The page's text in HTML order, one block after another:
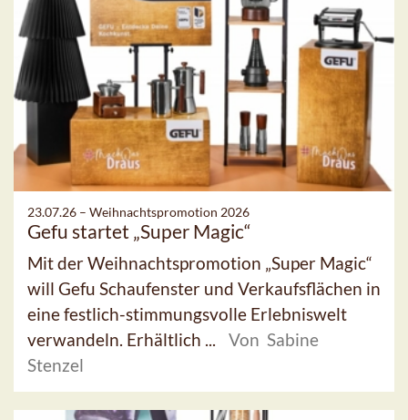
23.07.26 – Weihnachtspromotion 2026
Gefu startet „Super Magic“
Mit der Weihnachtspromotion „Super Magic“
will Gefu Schaufenster und Verkaufsflächen in
eine festlich-stimmungsvolle Erlebniswelt
verwandeln. Erhältlich ...
Von Sabine
Stenzel